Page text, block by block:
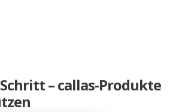
– callas-Produkte